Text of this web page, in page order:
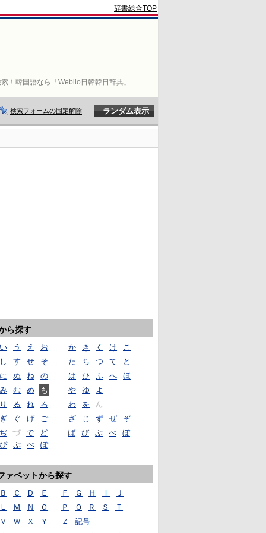
！韓国語なら「Weblio日韓韓日辞典」
辞書総合TOP
検索フォームの固定解除
ら探す
い う え お か き く け
こ
し す せ そ た ち つ て
と
に ぬ ね の は ひ ふ へ
ほ
み む め も や ゆ
よ
り る れ ろ わ を
ん
ぎ ぐ げ ご ざ じ ず ぜ
ぞ
ぢ づ で ど ば び ぶ べ
ぼ
ぴ ぷ ぺ ぽ
ァベットから探す
Ｂ Ｃ Ｄ Ｅ Ｆ Ｇ Ｈ Ｉ
Ｊ
Ｌ Ｍ Ｎ Ｏ Ｐ Ｑ Ｒ Ｓ
Ｔ
Ｖ Ｗ Ｘ Ｙ Ｚ
記号